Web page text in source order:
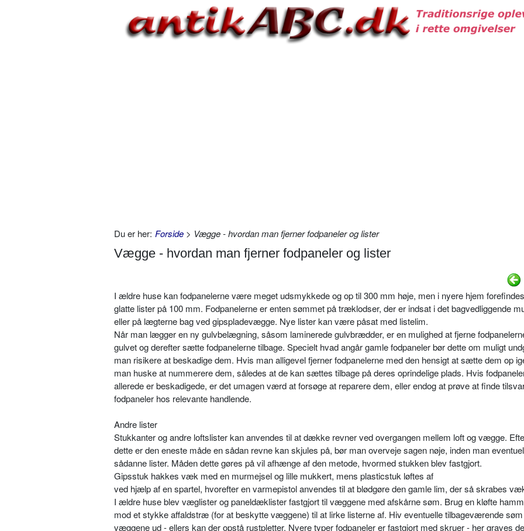
Du er her: Forside > Vægge - hvordan man fjerner fodpaneler og lister
Vægge - hvordan man fjerner fodpaneler og lister
I ældre huse kan fodpanelerne være meget udsmykkede og op til 300 mm høje, men i nyere hjem
glatte lister på 100 mm. Fodpanelerne er enten sømmet på træklodser, der er indsat i det bagvedliggende
eller på lægterne bag ved gipspladevægge. Nye lister kan være påsat med listelim.
Når man lægger en ny gulvbelægning, såsom laminerede gulvbrædder, er en mulighed at fjerne
gulvet og derefter sætte fodpanelerne tilbage. Specielt hvad angår gamle fodpaneler bør dette om muligt
man risikere at beskadige dem. Hvis man alligevel fjerner fodpanelerne med den hensigt at sætte dem op
man huske at nummerere dem, således at de kan sættes tilbage på deres oprindelige plads. Hvis
allerede er beskadigede, er det umagen værd at forsøge at reparere dem, eller endog at prøve at finde
fodpaneler hos relevante handlende.
Andre lister
Stukkanter og andre loftslister kan anvendes til at dække revner ved overgangen mellem loft og vægge.
dette er den eneste måde en sådan revne kan skjules på, bør man overveje sagen nøje, inden man
sådanne lister. Måden dette gøres på vil afhænge af den metode, hvormed stukken blev fastgjort.
Gipsstuk hakkes væk med en murmejsel og lille mukkert, mens plasticstuk løftes af
ved hjælp af en spartel, hvorefter en varmepistol anvendes til at blødgøre den gamle lim, der så skrabes
I ældre huse blev væglister og paneldæklister fastgjort til væggene med afskårne søm. Brug en kløfte
mod et stykke affaldstræ (for at beskytte væggene) til at lirke listerne af. Hiv eventuelle tilbageværende
væggene ud - ellers kan der opstå rustpletter. Nyere typer fodpaneler er fastgjort med skruer - her graves